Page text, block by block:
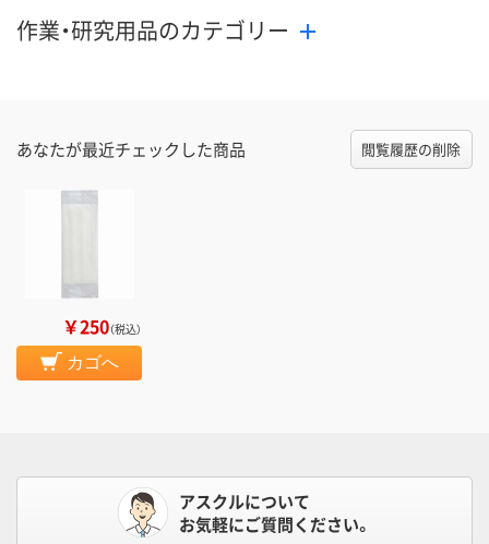
作業・研究用品のカテゴリー
あなたが最近チェックした商品 閲覧履歴の削除
￥250（税込）
カゴへ
アスクルについて
お気軽にご質問ください。